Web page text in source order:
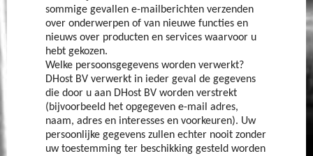
sommige gevallen e-mailberichten verzenden
over onderwerpen of van nieuwe functies en
nieuws over producten en services waarvoor u
hebt gekozen.
Welke persoonsgegevens worden verwerkt?
DHost BV verwerkt in ieder geval de gegevens
die door u aan DHost BV worden verstrekt
(bijvoorbeeld het opgegeven e-mail adres,
naam, adres en interesses en voorkeuren). Uw
persoonlijke gegevens zullen echter nooit zonder
uw toestemming ter beschikking gesteld worden